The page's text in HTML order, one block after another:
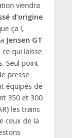
viendra
d’origine
ça !,
Jensen GT
qui laisse
Seul point
presse
équipés de
350 et 300
les trains
ceux de la